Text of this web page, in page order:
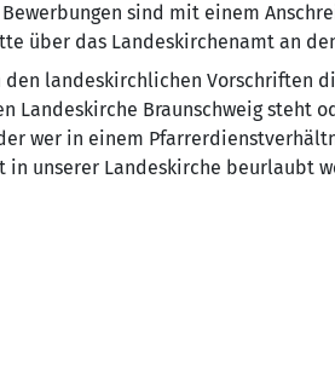
sind mit einem
über das Landeskirchenamt an
landeskirchlichen Vorschriften
Landeskirche Braunschweig steht
wer in einem
in unserer Landeskirche beurlaubt